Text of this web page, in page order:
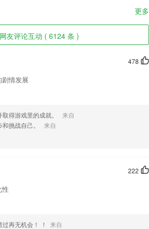
更多
友评论互动 ( 6124 条 )
478
情发展
得游戏里的成就。
来自
挑战自己。
来自
222
再无机会！ ！
来自